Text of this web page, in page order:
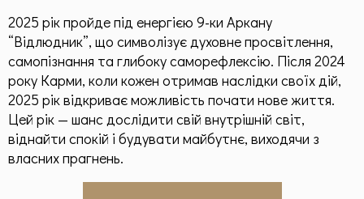
Статті
Дитяча Матриця
Гроші по методу "Матриці Долі"
Призначення по методу "Матриці Долі"
Матриця, як інструмент
Пасивне опрацювання
2025 рік пройде під енергією 9-ки Аркану
“Відлюдник”, що символізує духовне просвітлення,
самопізнання та глибоку саморефлексію. Після 2024
року Карми, коли кожен отримав наслідки своїх дій,
2025 рік відкриває можливість почати нове життя.
Цей рік — шанс дослідити свій внутрішній світ,
віднайти спокій і будувати майбутнє, виходячи з
власних прагнень.